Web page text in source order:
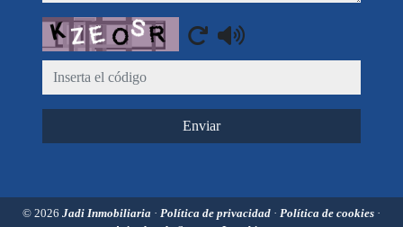
Captcha
Enviar
© 2026 Jadi Inmobiliaria · Política de privacidad · Política de cookies ·